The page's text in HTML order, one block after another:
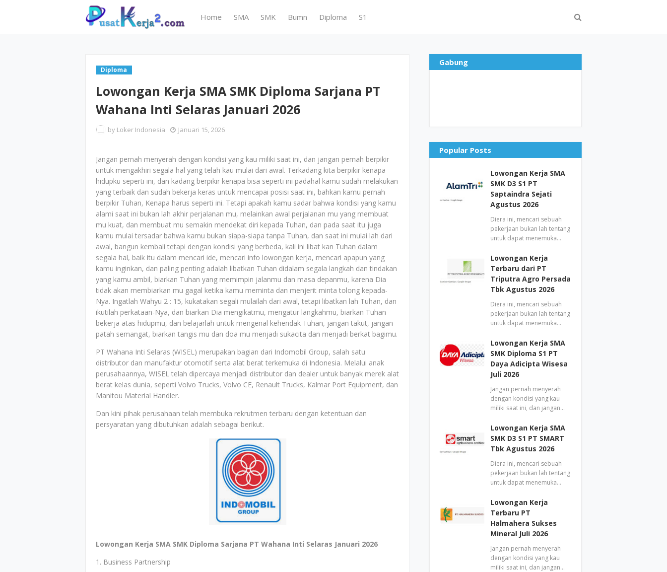
Home SMA SMK Bumn Diploma S1
Diploma
Lowongan Kerja SMA SMK Diploma Sarjana PT
Wahana Inti Selaras Januari 2026
by Loker Indonesia Januari 15, 2026
Jangan pernah menyerah dengan kondisi yang kau miliki saat ini, dan jangan pernah berpikir
untuk mengakhiri segala hal yang telah kau mulai dari awal. Terkadang kita berpikir kenapa
hidupku seperti ini, dan kadang berpikir kenapa bisa seperti ini padahal kamu sudah melakukan
yang terbaik dan sudah bekerja keras untuk mencapai posisi saat ini, bahkan kamu pernah
berpikir Tuhan, Kenapa harus seperti ini. Tetapi apakah kamu sadar bahwa kondisi yang kamu
alami saat ini bukan lah akhir perjalanan mu, melainkan awal perjalanan mu yang membuat
mu kuat, dan membuat mu semakin mendekat diri kepada Tuhan, dan pada saat itu juga
kamu mulai tersadar bahwa kamu bukan siapa-siapa tanpa Tuhan, dan saat ini mulai lah dari
awal, bangun kembali tetapi dengan kondisi yang berbeda, kali ini libat kan Tuhan dalam
segala hal, baik itu dalam mencari ide, mencari info lowongan kerja, mencari apapun yang
kamu inginkan, dan paling penting adalah libatkan Tuhan didalam segala langkah dan tindakan
yang kamu ambil, biarkan Tuhan yang memimpin jalanmu dan masa depanmu, karena Dia
tidak akan membiarkan mu gagal ketika kamu meminta dan menjerit minta tolong kepada-
Nya. Ingatlah Wahyu 2 : 15, kukatakan segali mulailah dari awal, tetapi libatkan lah Tuhan, dan
ikutilah perkataan-Nya, dan biarkan Dia mengikatmu, mengatur langkahmu, biarkan Tuhan
bekerja atas hidupmu, dan belajarlah untuk mengenal kehendak Tuhan, jangan takut, jangan
patah semangat, biarkan tangis mu dan doa mu menjadi sukacita dan menjadi berkat bagimu.
PT Wahana Inti Selaras (WISEL) merupakan bagian dari Indomobil Group, salah satu
distributor dan manufaktur otomotif serta alat berat terkemuka di Indonesia. Melalui anak
perusahaannya, WISEL telah dipercaya menjadi distributor dan dealer untuk banyak merek alat
berat kelas dunia, seperti Volvo Trucks, Volvo CE, Renault Trucks, Kalmar Port Equipment, dan
Manitou Material Handler.
Dan kini pihak perusahaan telah membuka rekrutmen terbaru dengan ketentuan dan
persyaratan yang dibutuhkan adalah sebagai berikut.
Lowongan Kerja SMA SMK Diploma Sarjana PT Wahana Inti Selaras Januari 2026
1. Business Partnership
Gabung
Popular Posts
Lowongan Kerja SMA
SMK D3 S1 PT
Saptaindra Sejati
Agustus 2026
Diera ini, mencari sebuah
pekerjaan bukan lah tentang
untuk dapat menemuka…
Lowongan Kerja
Terbaru dari PT
Triputra Agro Persada
Tbk Agustus 2026
Diera ini, mencari sebuah
pekerjaan bukan lah tentang
untuk dapat menemuka…
Lowongan Kerja SMA
SMK Diploma S1 PT
Daya Adicipta Wisesa
Juli 2026
Jangan pernah menyerah
dengan kondisi yang kau
miliki saat ini, dan jangan…
Lowongan Kerja SMA
SMK D3 S1 PT SMART
Tbk Agustus 2026
Diera ini, mencari sebuah
pekerjaan bukan lah tentang
untuk dapat menemuka…
Lowongan Kerja
Terbaru PT
Halmahera Sukses
Mineral Juli 2026
Jangan pernah menyerah
dengan kondisi yang kau
miliki saat ini, dan jangan…